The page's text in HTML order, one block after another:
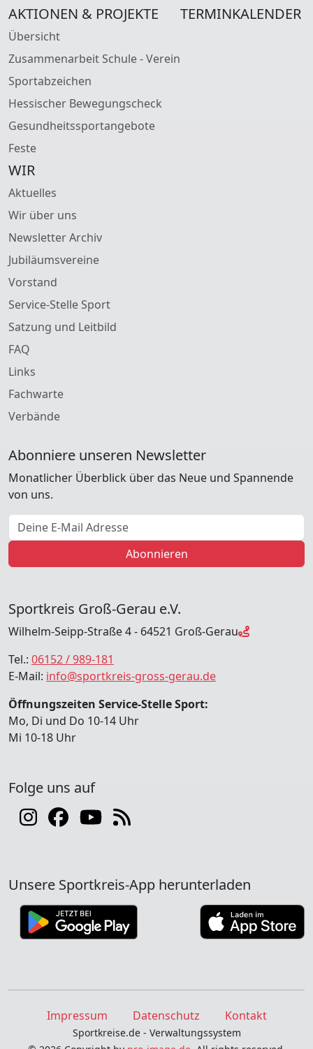
AKTIONEN & PROJEKTE
Übersicht
Zusammenarbeit Schule - Verein
Sportabzeichen
Hessischer Bewegungscheck
Gesundheitssportangebote
Feste
TERMINKALENDER
WIR
Aktuelles
Wir über uns
Newsletter Archiv
Jubiläumsvereine
Vorstand
Service-Stelle Sport
Satzung und Leitbild
FAQ
Links
Fachwarte
Verbände
Abonniere unseren Newsletter
Monatlicher Überblick über das Neue und Spannende
von uns.
E-Mail Adresse
Abonnieren
Sportkreis Groß-Gerau e.V.
Wilhelm-Seipp-Straße 4 - 64521 Groß-Gerau
Tel.: 06152 / 989-181
E-Mail: info@sportkreis-gross-gerau.de
Öffnungszeiten Service-Stelle Sport:
Mo, Di und Do 10-14 Uhr
Mi 10-18 Uhr
Folge uns auf
Unsere Sportkreis-App herunterladen
Impressum Datenschutz Kontakt
Sportkreise.de - Verwaltungssystem